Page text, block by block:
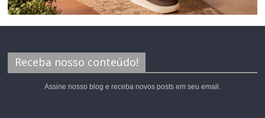
Receba nosso conteúdo!
Assine nosso blog e receba novos posts em seu email.